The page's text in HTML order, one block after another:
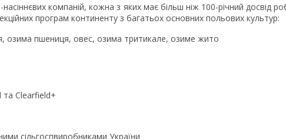
компаній, кожна з яких має більш ніж 100-річний досвід
програм континенту з багатьох основних польових культур:
озима пшениця, овес, озима тритикале, озиме жито
та Clearfield+
сільгоспвиробниками України